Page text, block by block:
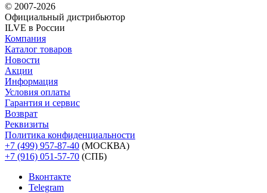
© 2007-2026
Официальный дистрибьютoр
ILVE в России
Компания
Каталог товаров
Новости
Акции
Информация
Условия оплаты
Гарантия и сервис
Возврат
Реквизиты
Политика конфиденциальности
+7 (499) 957-87-40 (МОСКВА)
+7 (916) 051-57-70 (СПБ)
Вконтакте
Telegram